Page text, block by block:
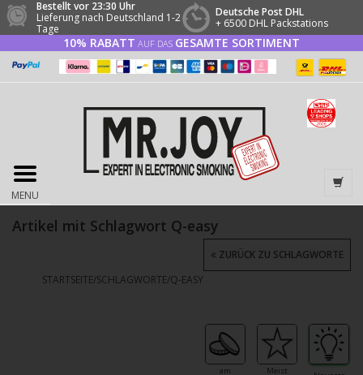
Bestellt vor 23:30 Uhr
Lieferung nach Deutschland 1-2
Tage
Deutsche Post DHL
+ 6500 DHL Packstations
10% RABATT AUF DAS GESAMTE SORTIMENT
MENU
Artikel mit Schlagwort Q-easy
STARTSEITE/SCHLAGWORTE/Q-EASY
ZURÜCK ZU SCHLAGWORTE
am
Meist